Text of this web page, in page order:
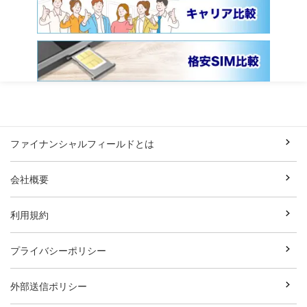
ファイナンシャルフィールドとは
会社概要
利用規約
プライバシーポリシー
外部送信ポリシー